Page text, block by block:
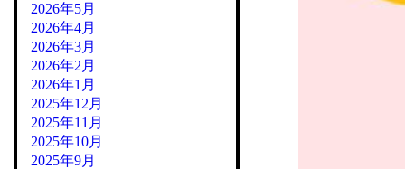
2026年5月
2026年4月
2026年3月
2026年2月
2026年1月
2025年12月
2025年11月
2025年10月
2025年9月